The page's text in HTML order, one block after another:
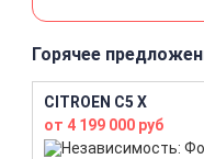
Горячее
CITROEN C5 X
от 4 199 000 руб